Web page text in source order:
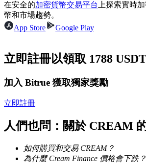
成為跟單交易員
坐享盈利分成和跟單分傭
在安全的加密貨幣交易平台 上探索實時
幣和市場趨勢。
App Store
Google Play
立即註冊以領取 1788
加入 Bitrue 獲取獨家獎勵
立即註冊
人們也問：關於 CREAM
如何購買和交易 CREAM？
為什麼 Cream Finance 價格會下跌？